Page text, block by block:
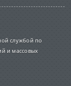
службой по
и массовых